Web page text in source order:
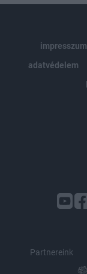
impresszum
adatvédelem
Partnereink